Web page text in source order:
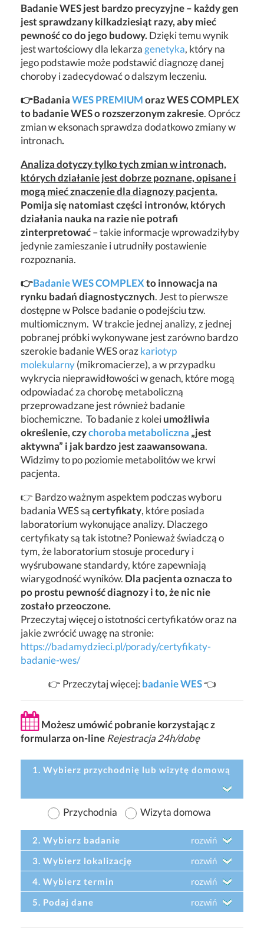
Badanie WES jest bardzo precyzyjne – każdy gen
jest sprawdzany kilkadziesiąt razy, aby mieć
pewność co do jego budowy. Dzięki temu wynik
jest wartościowy dla lekarza genetyka, który na
jego podstawie może podstawić diagnozę danej
choroby i zadecydować o dalszym leczeniu.
👉BadaniaWES PREMIUMoraz WES COMPLEX
to badanie WES o rozszerzonym zakresie. Oprócz
zmian w eksonach sprawdza dodatkowo zmiany w
intronach.
Analiza dotyczy tylko tych zmian w intronach,
których działanie jest dobrze poznane, opisane i
mogą mieć znaczenie dla diagnozy pacjenta.
Pomija się natomiast części intronów, których
działania nauka na razie nie potrafi
zinterpretować– takie informacje wprowadziłyby
jedynie zamieszanie i utrudniły postawienie
rozpoznania.
👉Badanie WES COMPLEXto innowacja na
rynku badań diagnostycznych. Jest to pierwsze
dostępne w Polsce badanie o podejściu tzw.
multiomicznym. W trakcie jednej analizy, z jednej
pobranej próbki wykonywane jest zarówno bardzo
szerokie badanie WES orazkariotyp
molekularny(mikromacierze), a w przypadku
wykrycia nieprawidłowości w genach, które mogą
odpowiadać za chorobę metaboliczną
przeprowadzane jest również badanie
biochemiczne. To badanie z koleiumożliwia
określenie, czychoroba metaboliczna „jest
aktywna” i jak bardzo jest zaawansowana.
Widzimy to po poziomie metabolitów we krwi
pacjenta.
👉 Bardzo ważnym aspektem podczas wyboru
badania WES sącertyfikaty, które posiada
laboratorium wykonujące analizy. Dlaczego
certyfikaty są tak istotne? Ponieważ świadczą o
tym, że laboratorium stosuje procedury i
wyśrubowane standardy, które zapewniają
wiarygodność wyników. Dla pacjenta oznacza to
po prostu pewność diagnozy i to, że nic nie
zostało przeoczone.
Przeczytaj więcej o istotności certyfikatów oraz na
jakie zwrócić uwagę na stronie:
https://badamydzieci.pl/porady/certyfikaty-
badanie-wes/
👉 Przeczytaj więcej:badanie WES👈
Możesz umówić pobranie korzystając z
formularza on-line Rejestracja 24h/dobę
1. Wybierz przychodnię lub wizytę domową
Przychodnia Wizyta domowa
2. Wybierz badanie
rozwiń
3. Wybierz lokalizację
rozwiń
4. Wybierz termin
rozwiń
5. Podaj dane
rozwiń